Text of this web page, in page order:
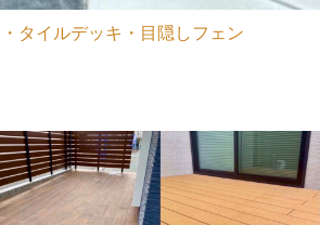
タイルデッキ・目隠しフェン